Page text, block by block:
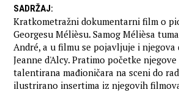
SADRŽAJ:
Kratkometražni dokumentarni film o
Georgesu Mélièsu. Samog Mélièsa
André, a u filmu se pojavljuje i njegova
Jeanne d'Alcy. Pratimo početke
talentirana mađioničara na sceni do
ilustrirano insertima iz njegovih